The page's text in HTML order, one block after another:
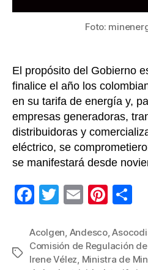
Foto:
El propósito del Gobierno
finalice el año los
en su tarifa de energía y,
empresas generadoras,
distribuidoras y
eléctrico, se
se manifestará desde
F
c
e
T
tt
er
E
ail
Pi
er
e
m
p
Etiquetas
Acolgen, Andesco,
Comisión de Regulación
Irene Vélez, Ministra de